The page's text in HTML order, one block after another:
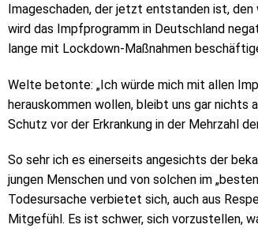
Imageschaden, der jetzt entstanden ist, den
wird das Impfprogramm in Deutschland
lange mit Lockdown-Maßnahmen
Welte betonte: „Ich würde mich mit allen
herauskommen wollen, bleibt uns gar nichts
Schutz vor der Erkrankung in der Mehrzahl
So sehr ich es einerseits angesichts der
jungen Menschen und von solchen im
Todesursache verbietet sich, auch aus
Mitgefühl. Es ist schwer, sich vorzustellen,